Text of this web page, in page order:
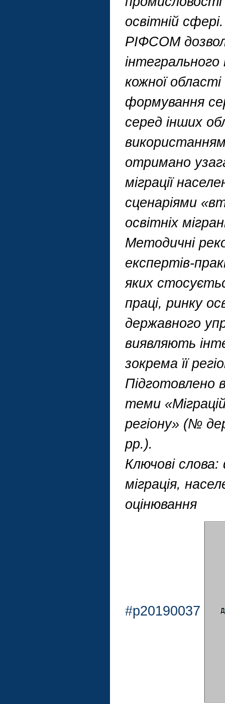
освітній
РІФСОМ
кожної
формування
серед інших
отримано
міграції
сценаріями
освітніх
Методичні
експертів-
яких
праці, ринку
державного
виявляють
зокрема її
Підготовлено
теми
регіону» (№
рр.).
Ключові
міграція,
оцінювання
#p20190037